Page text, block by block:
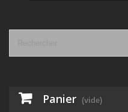
Panier (vide)